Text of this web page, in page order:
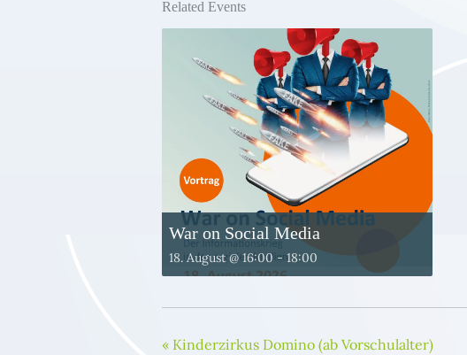
Related Events
War on Social Media
18. August @ 16:00 -18:00
« Kinderzirkus Domino (ab Vorschulalter)